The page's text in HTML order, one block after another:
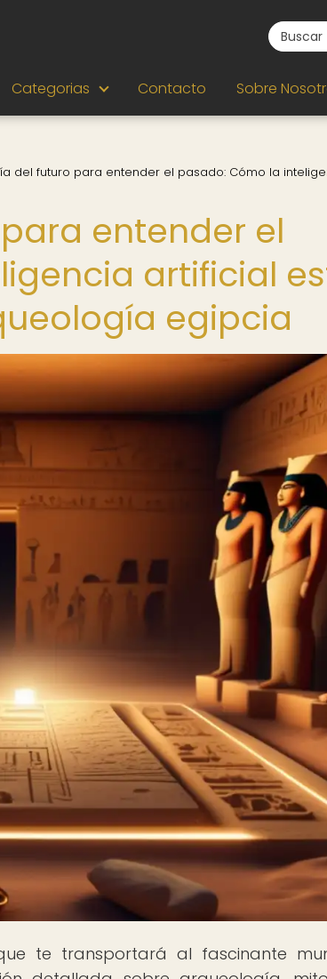
Categorias Contacto Sobre
del futuro para entender el pasado: Cómo la
entender el
artificial
egipcia
te transportará al fascinante